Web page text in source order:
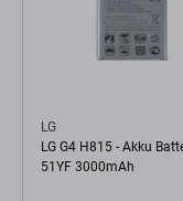
LG
LG G4 H815 - Akku
51YF 3000mAh